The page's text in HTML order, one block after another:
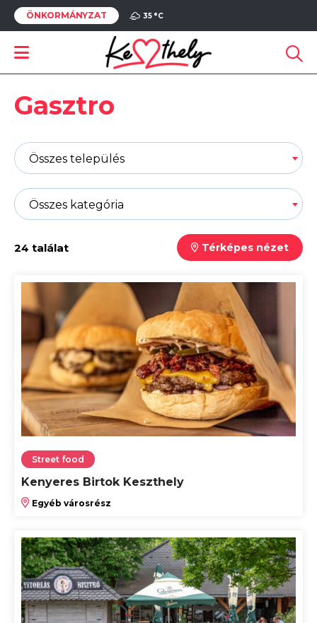
ÖNKORMÁNYZAT 35 °C
Gasztro
Összes település
Összes kategória
24 találat Térképes nézet
Street food
Kenyeres Birtok Keszthely
Egyéb városrész